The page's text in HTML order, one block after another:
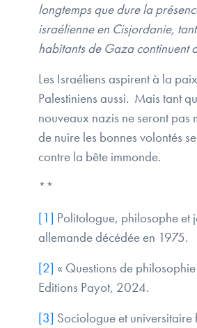
longtemps que dure la
israélienne en Cisjordanie,
habitants de Gaza continuent
Les Israéliens aspirent à la
Palestiniens aussi. Mais tant
nouveaux nazis ne seront pas
de nuire les bonnes volontés
contre la bête immonde.
**
[1] Politologue, philosophe et
allemande décédée en 1975.
[2] « Questions de
Editions Payot, 2024.
[3] Sociologue et universitaire